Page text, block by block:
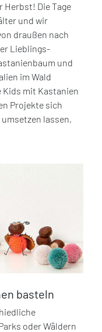
Herbst! Die Tage
und wir
draußen nach
Lieblings-
und
im Wald
Kids mit Kastanien
Projekte sich
lassen,
basteln
oder Wäldern